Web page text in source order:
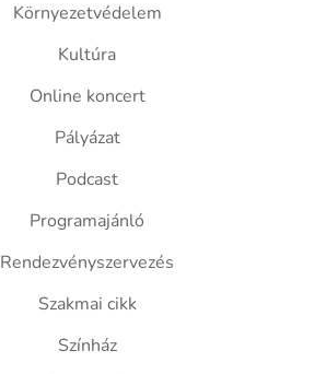
Környezetvédelem
Kultúra
Online koncert
Pályázat
Podcast
Programajánló
Rendezvényszervezés
Szakmai cikk
Színház